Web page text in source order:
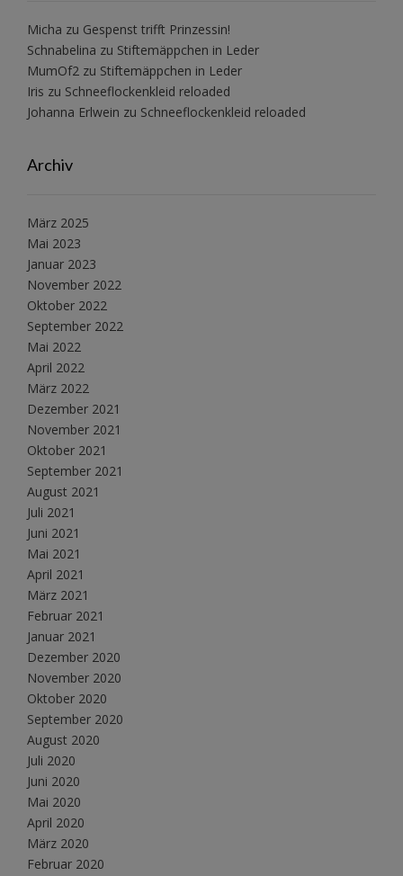
Micha zu Gespenst trifft Prinzessin!
Schnabelina zu Stiftemäppchen in Leder
MumOf2 zu Stiftemäppchen in Leder
Iris zu Schneeflockenkleid reloaded
Johanna Erlwein zu Schneeflockenkleid reloaded
Archiv
März 2025
Mai 2023
Januar 2023
November 2022
Oktober 2022
September 2022
Mai 2022
April 2022
März 2022
Dezember 2021
November 2021
Oktober 2021
September 2021
August 2021
Juli 2021
Juni 2021
Mai 2021
April 2021
März 2021
Februar 2021
Januar 2021
Dezember 2020
November 2020
Oktober 2020
September 2020
August 2020
Juli 2020
Juni 2020
Mai 2020
April 2020
März 2020
Februar 2020